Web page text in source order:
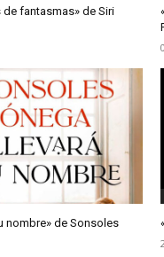
de fantasmas» de Siri
nombre» de Sonsoles